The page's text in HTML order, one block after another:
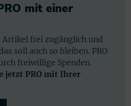
mit einer
Artikel frei zugänglich und
soll auch so bleiben. PRO
freiwillige Spenden.
jetzt PRO mit Ihrer